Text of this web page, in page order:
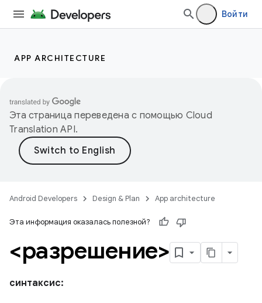
Войти
APP ARCHITECTURE
Эта страница переведена с помощью Cloud
Translation API.
Android Developers Design & Plan App architecture
Эта информация оказалась полезной?
<разрешение>
синтаксис: